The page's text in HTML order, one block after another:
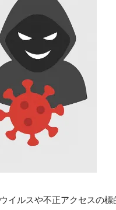
ルスや不正アクセスの標